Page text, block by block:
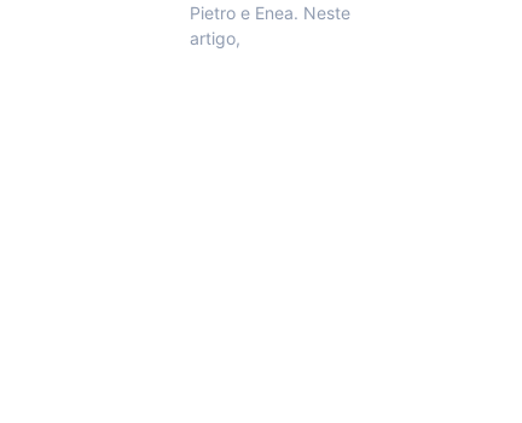
Pietro e Enea. Neste
artigo,